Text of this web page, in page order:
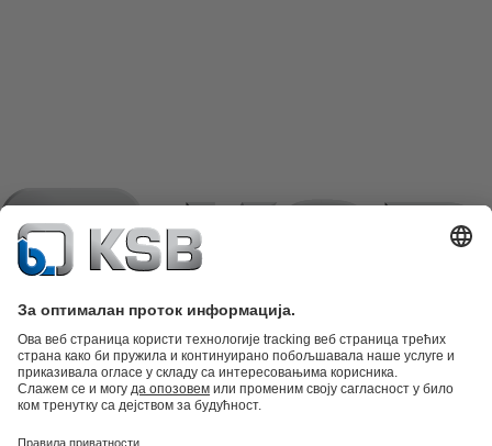
Katalog proizvoda Rezervni delovi
stručna znanja